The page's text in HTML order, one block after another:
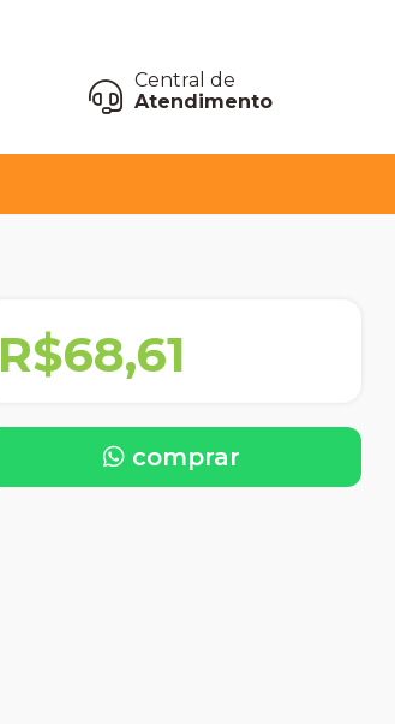
Central de
Atendimento
R$68,61
comprar